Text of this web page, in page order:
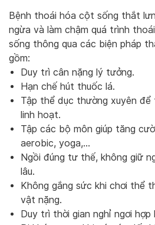
Bệnh thoái hóa cột sống thắt
ngừa và làm chậm quá trình
sống thông qua các biện pháp
gồm:
Duy trì cân nặng lý tưởng.
Hạn chế hút thuốc lá.
Tập thể dục thường xuyên
linh hoạt.
Tập các bộ môn giúp tăng
aerobic, yoga,…
Ngồi đúng tư thế, không giữ
lâu.
Không gắng sức khi chơi thể
vật nặng.
Duy trì thời gian nghỉ ngơi hợp